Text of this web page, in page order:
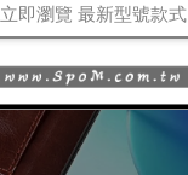
立即瀏覽 最新型號款式